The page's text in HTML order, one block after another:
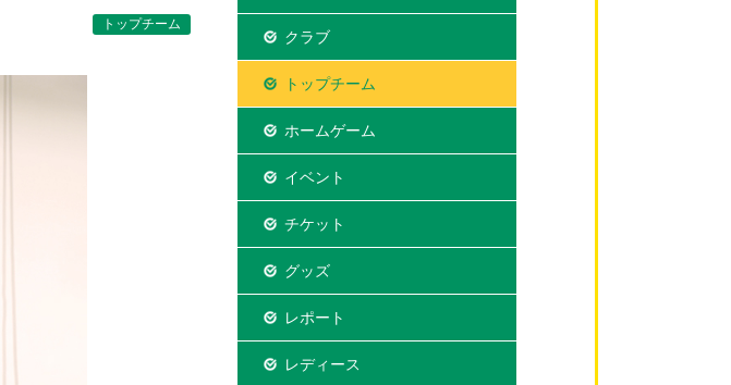
トップチーム
クラブ
トップチーム
ホームゲーム
イベント
チケット
グッズ
レポート
レディース